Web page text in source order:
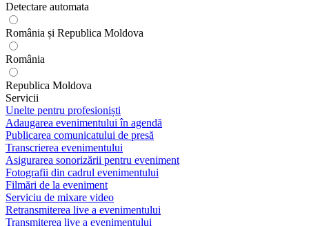
Detectare automata
România și Republica Moldova
România
Republica Moldova
Servicii
Unelte pentru profesioniști
Adaugarea evenimentului în agendă
Publicarea comunicatului de presă
Transcrierea evenimentului
Asigurarea sonorizării pentru eveniment
Fotografii din cadrul evenimentului
Filmări de la eveniment
Serviciu de mixare video
Retransmiterea live a evenimentului
Transmiterea live a evenimentului